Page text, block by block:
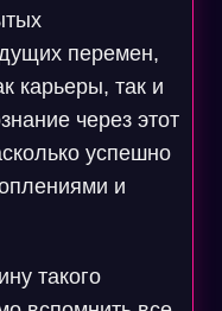
перемен,
карьеры, так и
через этот
успешно
и
такого